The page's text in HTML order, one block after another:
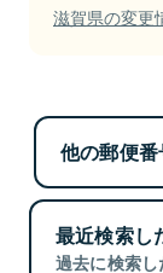
滋賀県の変更
他の郵便
最近検索し
過去に検索し